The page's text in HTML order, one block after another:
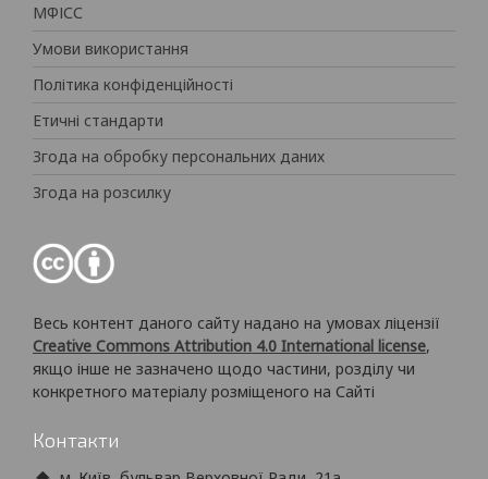
МФІСС
Умови використання
Політика конфіденційності
Етичні стандарти
Згода на обробку персональних даних
Згода на розсилку
Весь контент даного сайту надано на умовах ліцензії
Creative Commons Attribution 4.0 International license,
якщо інше не зазначено щодо частини, розділу чи
конкретного матеріалу розміщеного на Сайті
Контакти